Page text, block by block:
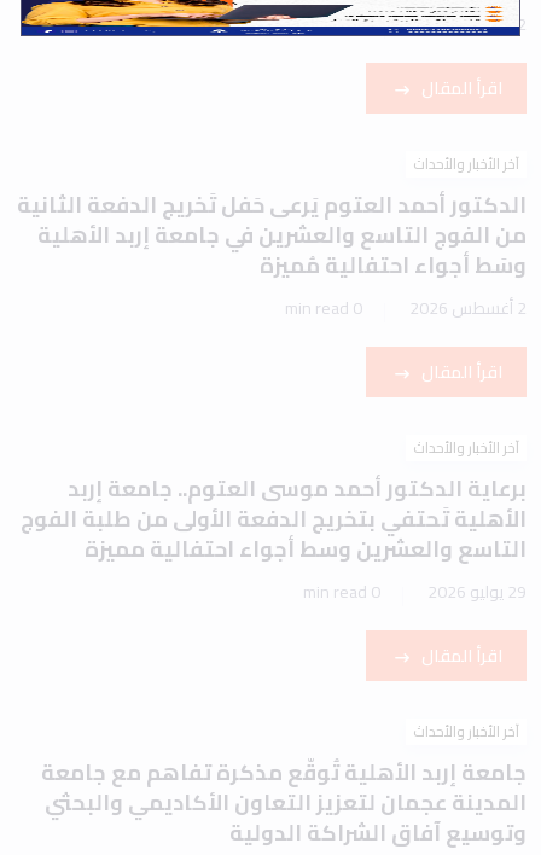
2 أغسطس 2026 1 min read
اقرأ المقال
آخر الأخبار والأحداث
الدكتور أحمد العتوم يَرعى حَفل تَخريج الدفعة الثانية
من الفوج التاسع والعشرين في جامعة إربد الأهلية
وسَط أجواء احتفالية مُميزة
2 أغسطس 2026 0 min read
اقرأ المقال
آخر الأخبار والأحداث
برعاية الدكتور أحمد موسى العتوم.. جامعة إربد
الأهلية تَحتفي بتخريج الدفعة الأولى من طلبة الفوج
التاسع والعشرين وسط أجواء احتفالية مميزة
29 يوليو 2026 0 min read
اقرأ المقال
آخر الأخبار والأحداث
جامعة إربد الأهلية تُوقّع مذكرة تفاهم مع جامعة
المدينة عجمان لتعزيز التعاون الأكاديمي والبحثي
وتوسيع آفاق الشراكة الدولية